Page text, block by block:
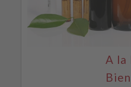
A la